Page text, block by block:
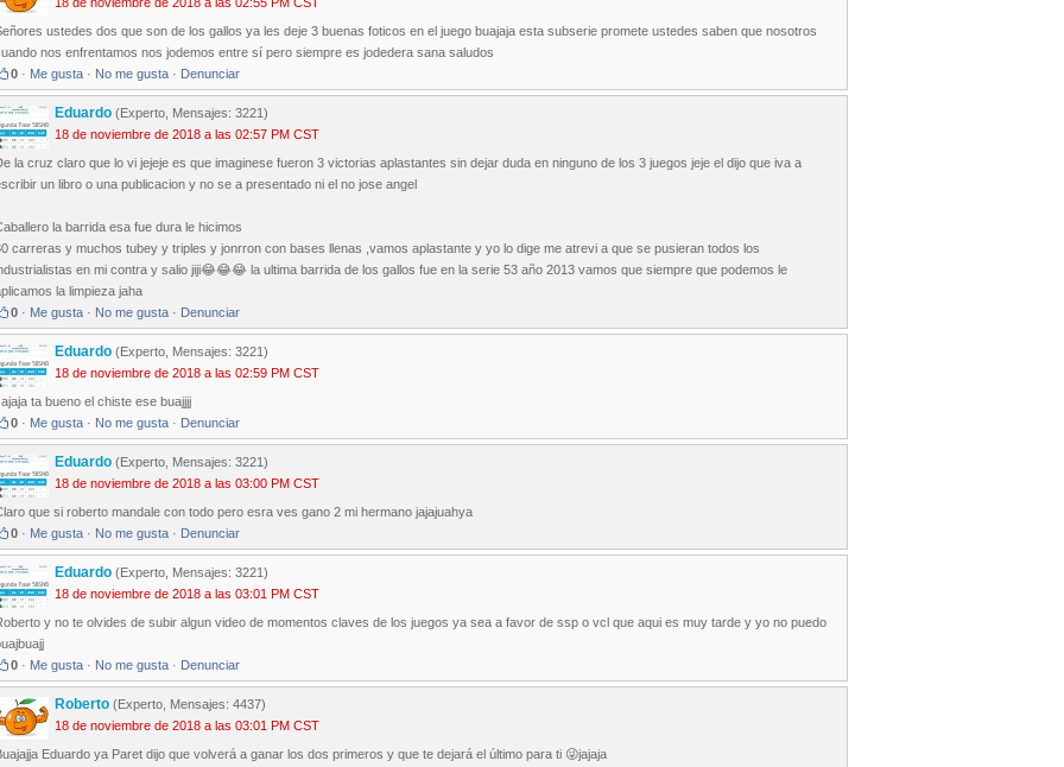
ustedes dos que son de los gallos ya les deje 3 buenas foticos en el juego buajaja esta subserie promete ustedes saben que nosotros
nos enfrentamos nos jodemos entre sí pero siempre es jodedera sana saludos
0 · Me gusta · No me gusta · Denunciar
Eduardo (Experto, Mensajes: 3221)
18 de noviembre de 2018 a las 02:57 PM CST
la cruz claro que lo vi jejeje es que imaginese fueron 3 victorias aplastantes sin dejar duda en ninguno de los 3 juegos jeje el dijo que iva a
un libro o una publicacion y no se a presentado ni el no jose angel
la barrida esa fue dura le hicimos
carreras y muchos tubey y triples y jonrron con bases llenas ,vamos aplastante y yo lo dige me atrevi a que se pusieran todos los
en mi contra y salio jiji😂😂😂 la ultima barrida de los gallos fue en la serie 53 año 2013 vamos que siempre que podemos le
la limpieza jaha
0 · Me gusta · No me gusta · Denunciar
Eduardo (Experto, Mensajes: 3221)
18 de noviembre de 2018 a las 02:59 PM CST
ta bueno el chiste ese buajjjj
0 · Me gusta · No me gusta · Denunciar
Eduardo (Experto, Mensajes: 3221)
18 de noviembre de 2018 a las 03:00 PM CST
que si roberto mandale con todo pero esra ves gano 2 mi hermano jajajuahya
0 · Me gusta · No me gusta · Denunciar
Eduardo (Experto, Mensajes: 3221)
18 de noviembre de 2018 a las 03:01 PM CST
y no te olvides de subir algun video de momentos claves de los juegos ya sea a favor de ssp o vcl que aqui es muy tarde y yo no puedo
0 · Me gusta · No me gusta · Denunciar
Roberto (Experto, Mensajes: 4437)
18 de noviembre de 2018 a las 03:01 PM CST
Eduardo ya Paret dijo que volverá a ganar los dos primeros y que te dejará el último para ti 😜jajaja